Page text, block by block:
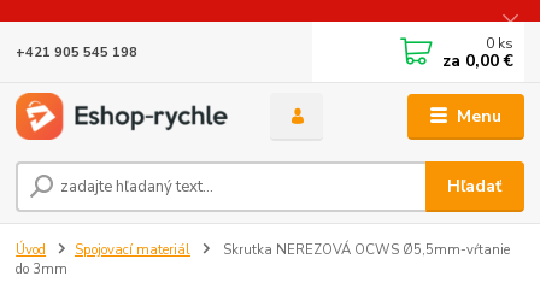
Menu
Hľadať
+421 905 545 198 0 ks
za 0,00 €
Úvod Spojovací materiál
Skrutka NEREZOVÁ OCWS Ø5,5mm-vŕtanie
do 3mm